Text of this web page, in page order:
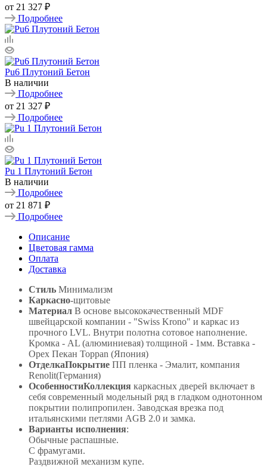
от 21 327 ₽
Подробнее
Pu6 Плутоний Бетон
В наличии
Подробнее
от 21 327 ₽
Подробнее
Pu 1 Плутоний Бетон
В наличии
Подробнее
от 21 871 ₽
Подробнее
Описание
Цветовая гамма
Оплата
Доставка
Стиль Минимализм
Каркасно-щитовые
Материал В основе высококачественный MDF
швейцарской компании - "Swiss Krono" и каркас из
прочного LVL. Внутри полотна сотовое наполнение.
Кромка - AL (алюминиевая) толщиной - 1мм. Вставка -
Орех Пекан Toppan (Япония)
ОтделкаПокрытие ПП пленка - Эмалит, компания
Renolit(Германия)
ОсобенностиКоллекция каркасных дверей включает в
себя современный модельный ряд в гладком однотонном
покрытии полипропилен. Заводская врезка под
итальянскими петлями AGB 2.0 и замка.
Варианты исполнения:
Обычные распашные.
С фрамугами.
Раздвижной механизм купе.